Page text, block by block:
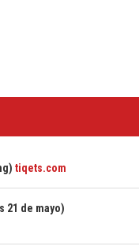
tiqets.com
21 de mayo)